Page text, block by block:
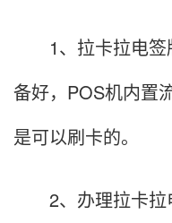
1、拉卡拉电签
备好，POS机内置
是可以刷卡的。
2、办理拉卡拉